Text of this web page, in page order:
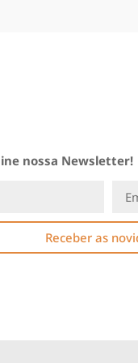
nossa Newsletter!
Receber as